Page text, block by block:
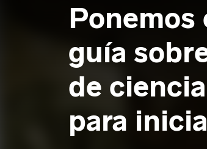
guía
de
para